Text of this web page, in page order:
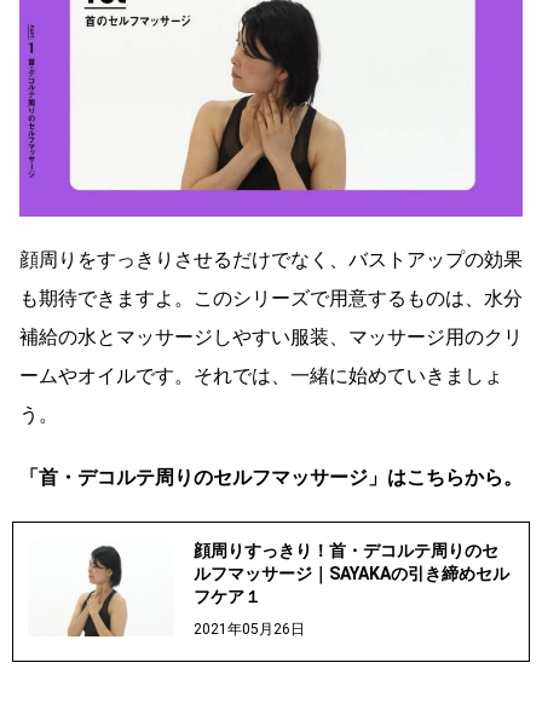
顔周りをすっきりさせるだけでなく、バストアップの効果
も期待できますよ。このシリーズで用意するものは、水分
補給の水とマッサージしやすい服装、マッサージ用のクリ
ームやオイルです。それでは、一緒に始めていきましょ
う。
「首・デコルテ周りのセルフマッサージ」はこちらから。
顔周りすっきり！首・デコルテ周りのセ
ルフマッサージ｜SAYAKAの引き締めセル
フケア１
2021年05月26日